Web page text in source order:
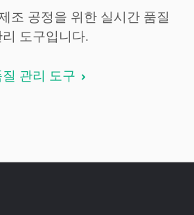
조 공정을 위한 실시간 품질
리 도구입니다.
질 관리 도구